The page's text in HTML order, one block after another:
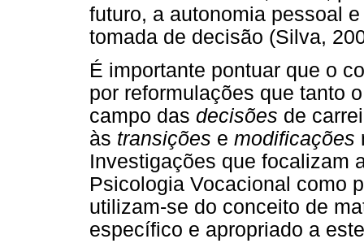
futuro, a autonomia pessoal
tomada de decisão (Silva,
É importante pontuar que o
por reformulações que tanto
campo das decisões de
às transições e modificações
Investigações que focalizam
Psicologia Vocacional como
utilizam-se do conceito de
específico e apropriado a